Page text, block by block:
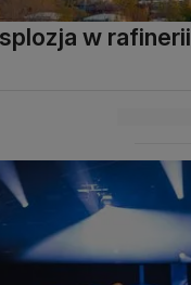
w rafinerii